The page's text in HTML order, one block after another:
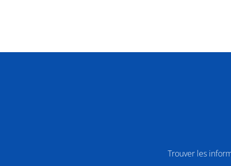
Trouver les